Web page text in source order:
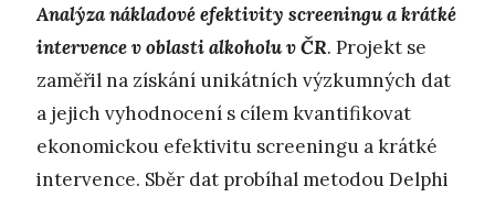
Analýza nákladové efektivity screeningu a krátké
intervence v oblasti alkoholu v ČR. Projekt se
zaměřil na získání unikátních výzkumných dat
a jejich vyhodnocení s cílem kvantifikovat
ekonomickou efektivitu screeningu a krátké
intervence. Sběr dat probíhal metodou Delphi